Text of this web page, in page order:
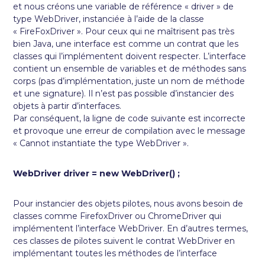
et nous créons une variable de référence « driver » de
type WebDriver, instanciée à l’aide de la classe
« FireFoxDriver ». Pour ceux qui ne maîtrisent pas très
bien Java, une interface est comme un contrat que les
classes qui l’implémentent doivent respecter. L’interface
contient un ensemble de variables et de méthodes sans
corps (pas d’implémentation, juste un nom de méthode
et une signature). Il n’est pas possible d’instancier des
objets à partir d’interfaces.
Par conséquent, la ligne de code suivante est incorrecte
et provoque une erreur de compilation avec le message
« Cannot instantiate the type WebDriver ».
WebDriver driver = new WebDriver() ;
Pour instancier des objets pilotes, nous avons besoin de
classes comme FirefoxDriver ou ChromeDriver qui
implémentent l’interface WebDriver. En d’autres termes,
ces classes de pilotes suivent le contrat WebDriver en
implémentant toutes les méthodes de l’interface